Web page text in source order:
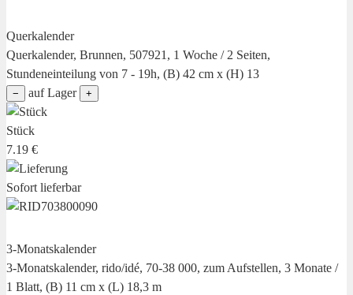
Querkalender
Querkalender, Brunnen, 507921, 1 Woche / 2 Seiten,
Stundeneinteilung von 7 - 19h, (B) 42 cm x (H) 13
− auf Lager +
Stück
7.19 €
Sofort lieferbar
3-Monatskalender
3-Monatskalender, rido/idé, 70-38 000, zum Aufstellen, 3 Monate /
1 Blatt, (B) 11 cm x (L) 18,3 m